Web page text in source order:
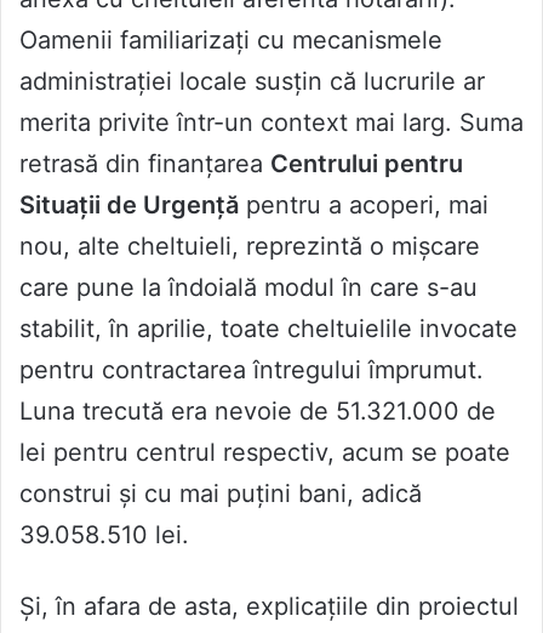
Oamenii familiarizați cu mecanismele
administrației locale susțin că lucrurile ar
merita privite într-un context mai larg. Suma
retrasă din finanțarea Centrului pentru
Situații de Urgență pentru a acoperi, mai
nou, alte cheltuieli, reprezintă o mișcare
care pune la îndoială modul în care s-au
stabilit, în aprilie, toate cheltuielile invocate
pentru contractarea întregului împrumut.
Luna trecută era nevoie de 51.321.000 de
lei pentru centrul respectiv, acum se poate
construi și cu mai puțini bani, adică
39.058.510 lei.
Și, în afara de asta, explicațiile din proiectul